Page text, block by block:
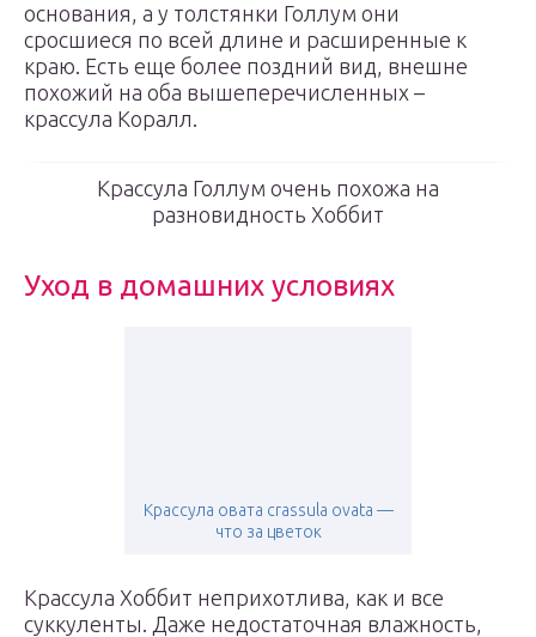
основания, а у толстянки Голлум они
сросшиеся по всей длине и расширенные к
краю. Есть еще более поздний вид, внешне
похожий на оба вышеперечисленных –
крассула Коралл.
Крассула Голлум очень похожа на
разновидность Хоббит
Уход в домашних условиях
Крассула овата crassula ovata —
что за цветок
Крассула Хоббит неприхотлива, как и все
суккуленты. Даже недостаточная влажность,